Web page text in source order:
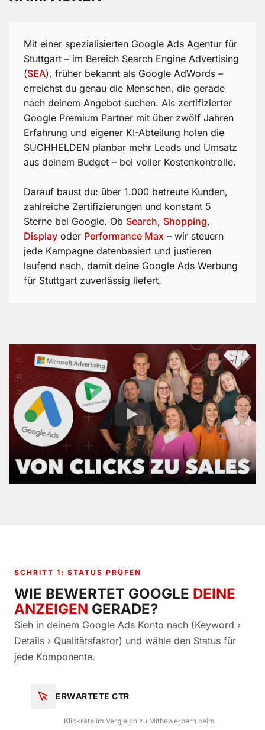
Mit einer spezialisierten Google Ads Agentur für
Stuttgart – im Bereich Search Engine Advertising
(SEA), früher bekannt als Google AdWords –
erreichst du genau die Menschen, die gerade
nach deinem Angebot suchen. Als zertifizierter
Google Premium Partner mit über zwölf Jahren
Erfahrung und eigener KI-Abteilung holen die
SUCHHELDEN planbar mehr Leads und Umsatz
aus deinem Budget – bei voller Kostenkontrolle.
Darauf baust du: über 1.000 betreute Kunden,
zahlreiche Zertifizierungen und konstant 5
Sterne bei Google. Ob Search, Shopping,
Display oder Performance Max – wir steuern
jede Kampagne datenbasiert und justieren
laufend nach, damit deine Google Ads Werbung
für Stuttgart zuverlässig liefert.
SCHRITT 1: STATUS PRÜFEN
WIE BEWERTET GOOGLE DEINE
ANZEIGEN GERADE?
Sieh in deinem Google Ads Konto nach (Keyword ›
Details › Qualitätsfaktor) und wähle den Status für
jede Komponente.
ERWARTETE CTR
Klickrate im Vergleich zu Mitbewerbern beim